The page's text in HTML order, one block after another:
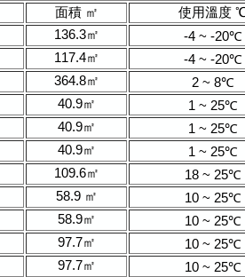
面積 ㎡ 使用溫度
136.3㎡
-4 ~ -20℃
117.4㎡
-4 ~ -20℃
364.8㎡
2 ~ 8℃
40.9㎡
1 ~ 25℃
40.9㎡
1 ~ 25℃
40.9㎡
1 ~ 25℃
109.6㎡
18 ~ 25℃
58.9 ㎡
10 ~ 25℃
58.9㎡
10 ~ 25℃
97.7㎡
10 ~ 25℃
97.7㎡
10 ~ 25℃